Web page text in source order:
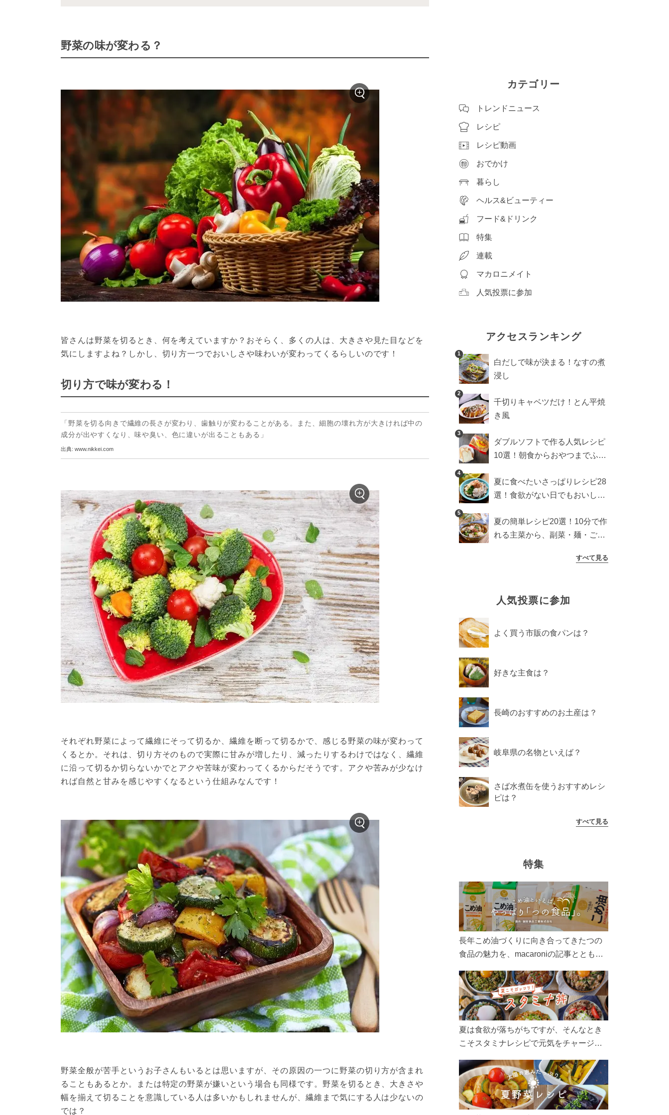
野菜の味が変わる？
皆さんは野菜を切るとき、何を考えていますか？おそらく、多くの人は、大きさや見た目などを
気にしますよね？しかし、切り方一つでおいしさや味わいが変わってくるらしいのです！
切り方で味が変わる！
「野菜を切る向きで繊維の長さが変わり、歯触りが変わることがある。また、細胞の壊れ方が大きければ中の
成分が出やすくなり、味や臭い、色に違いが出ることもある」
出典: www.nikkei.com
それぞれ野菜によって繊維にそって切るか、繊維を断って切るかで、感じる野菜の味が変わって
くるとか。それは、切り方そのもので実際に甘みが増したり、減ったりするわけではなく、繊維
に沿って切るか切らないかでとアクや苦味が変わってくるからだそうです。アクや苦みが少なけ
れば自然と甘みを感じやすくなるという仕組みなんです！
野菜全般が苦手というお子さんもいるとは思いますが、その原因の一つに野菜の切り方が含まれ
ることもあるとか。または特定の野菜が嫌いという場合も同様です。野菜を切るとき、大きさや
幅を揃えて切ることを意識している人は多いかもしれませんが、繊維まで気にする人は少ないの
では？
カテゴリー
トレンドニュース
レシピ
レシピ動画
おでかけ
暮らし
ヘルス&ビューティー
フード&ドリンク
特集
連載
マカロニメイト
人気投票に参加
アクセスランキング
1
白だしで味が決まる！なすの煮
浸し
2
千切りキャベツだけ！とん平焼
き風
3
ダブルソフトで作る人気レシピ
10選！朝食からおやつまでふん
4
夏に食べたいさっぱりレシピ28
選！食欲がない日でもおいしい
5
夏の簡単レシピ20選！10分で作
れる主菜から、副菜・麺・ごは
すべて見る
人気投票に参加
よく買う市販の食パンは？
好きな主食は？
長崎のおすすめのお土産は？
岐阜県の名物といえば？
さば水煮缶を使うおすすめレシ
ピは？
すべて見る
特集
長年こめ油づくりに向き合ってきたつの
食品の魅力を、macaroniの記事とともに
ん、製造現場や品質へのこだわりまで。
こめ油をもっと好きになるコンテンツを
ぜひお楽しみください。
夏は食欲が落ちがちですが、そんなとき
こそスタミナレシピで元気をチャージ！
リ食べて、夏バテを吹き飛ばしましょ
う！